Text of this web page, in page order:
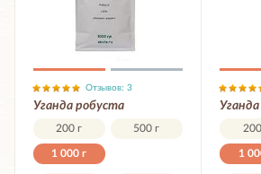
Отзывов: 3
Уганда робуста
200 г 500 г
1 000 г 1